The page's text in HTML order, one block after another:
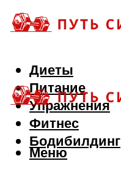
Диеты
Питание
Упражнения
Фитнес
Бодибилдинг
Меню